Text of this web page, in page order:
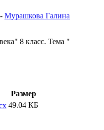
Мурашкова Галина
8 класс. Тема "
Размер
49.04 КБ